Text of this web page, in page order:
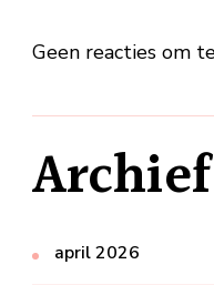
Geen reacties om
Archief
april 2026